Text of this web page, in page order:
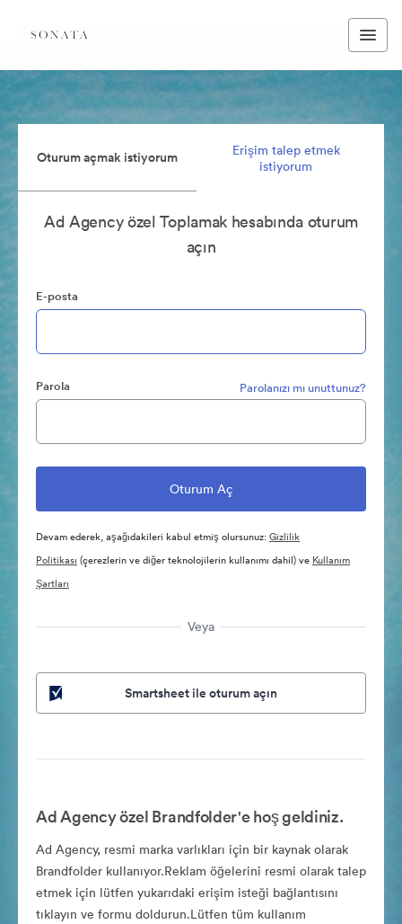
Oturum açmak istiyorum
Erişim talep etmek
istiyorum
Ad Agency özel Toplamak hesabında oturum
açın
E-posta
Parola Parolanızı mı unuttunuz?
Devam ederek, aşağıdakileri kabul etmiş olursunuz:Gizlilik
Politikası (çerezlerin ve diğer teknolojilerin kullanımı dahil) ve Kullanım
Şartları
Veya
Smartsheet ile oturum açın
Ad Agency özel Brandfolder'e hoş geldiniz.
Ad Agency, resmi marka varlıkları için bir kaynak olarak
Brandfolder kullanıyor.Reklam öğelerini resmi olarak talep
etmek için lütfen yukarıdaki erişim isteği bağlantısını
tıklayın ve formu doldurun.Lütfen tüm kullanım